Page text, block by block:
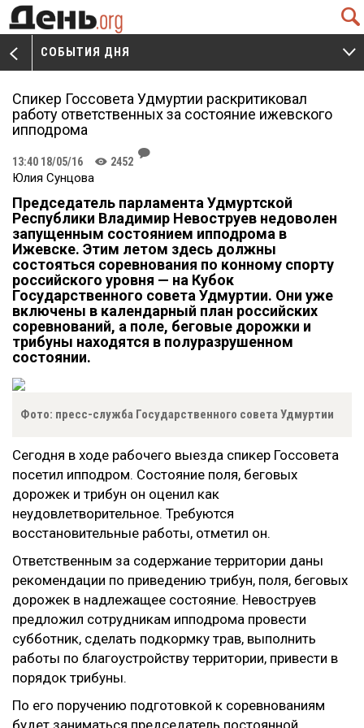
Q
V
СОБЫТИЯ ДНЯ
W
Спикер Госсовета Удмуртии раскритиковал
работу ответственных за состояние ижевского
ипподрома
13:40 18/05/16 K 2452
J
Юлия Сунцова
Председатель парламента Удмуртской
Республики Владимир Невоструев недоволен
запущенным состоянием ипподрома в
Ижевске. Этим летом здесь должны
состояться соревнования по конному спорту
российского уровня — на Кубок
Государственного совета Удмуртии. Они уже
включены в календарный план российских
соревнований, а поле, беговые дорожки и
трибуны находятся в полуразрушенном
состоянии.
Фото: пресс-служба Государственного совета Удмуртии
Сегодня в ходе рабочего выезда спикер Госсовета
посетил ипподром. Состояние поля, беговых
дорожек и трибун он оценил как
неудовлетворительное. Требуются
восстановительные работы, отметил он.
Ответственным за содержание территории даны
рекомендации по приведению трибун, поля, беговых
дорожек в надлежащее состояние. Невоструев
предложил сотрудникам ипподрома провести
субботник, сделать подкормку трав, выполнить
работы по благоустройству территории, привести в
порядок трибуны.
По его поручению подготовкой к соревнованиям
будет заниматься председатель постоянной